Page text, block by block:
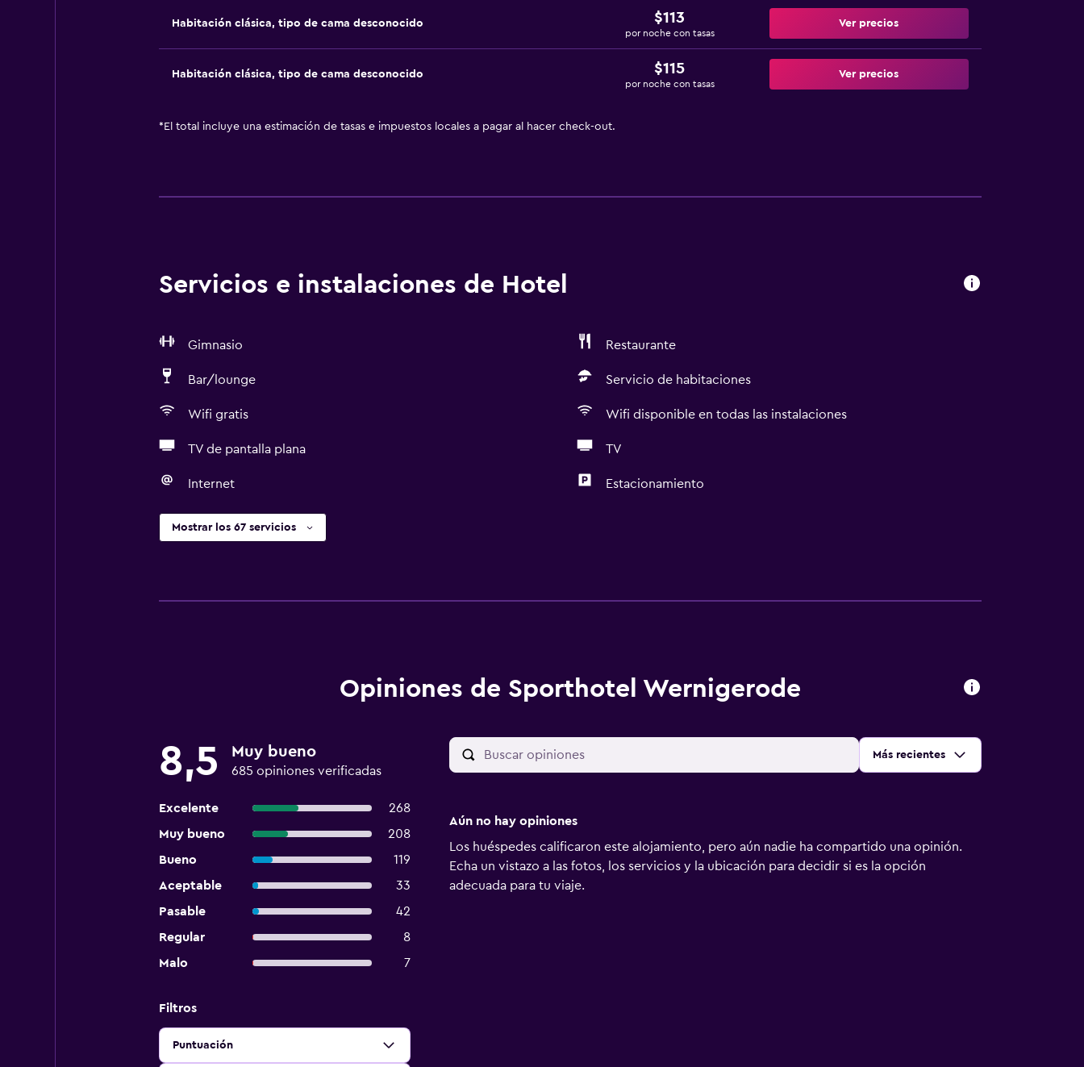
Habitación clásica, tipo de cama desconocido $113
por noche con tasas
Ver precios
Habitación clásica, tipo de cama desconocido $115
por noche con tasas
Ver precios
* El total incluye una estimación de tasas e impuestos locales a pagar al hacer check-out.
Servicios e instalaciones de Hotel
Gimnasio Restaurante
Bar/lounge Servicio de habitaciones
Wifi gratis Wifi disponible en todas las instalaciones
TV de pantalla plana TV
Internet Estacionamiento
Mostrar los 67 servicios
Opiniones de Sporthotel Wernigerode
8,5 Muy bueno
685 opiniones verificadas
Excelente
268
Muy bueno
208
Bueno
119
Aceptable
33
Pasable
42
Regular
8
Malo
7
Ordenar por:
Más recientes
Filtros
Puntuación
Aún no hay opiniones
Los huéspedes calificaron este alojamiento, pero aún nadie ha compartido una opinión.
Echa un vistazo a las fotos, los servicios y la ubicación para decidir si es la opción
adecuada para tu viaje.